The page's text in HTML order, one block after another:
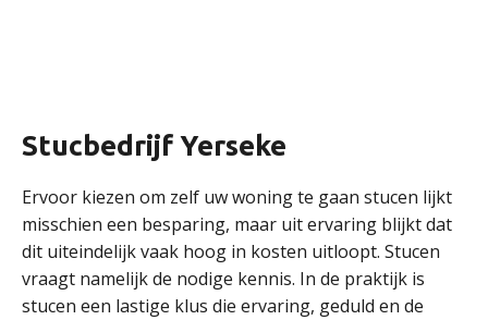
Stucbedrijf Yerseke
Ervoor kiezen om zelf uw woning te gaan stucen lijkt
misschien een besparing, maar uit ervaring blijkt dat
dit uiteindelijk vaak hoog in kosten uitloopt. Stucen
vraagt namelijk de nodige kennis. In de praktijk is
stucen een lastige klus die ervaring, geduld en de